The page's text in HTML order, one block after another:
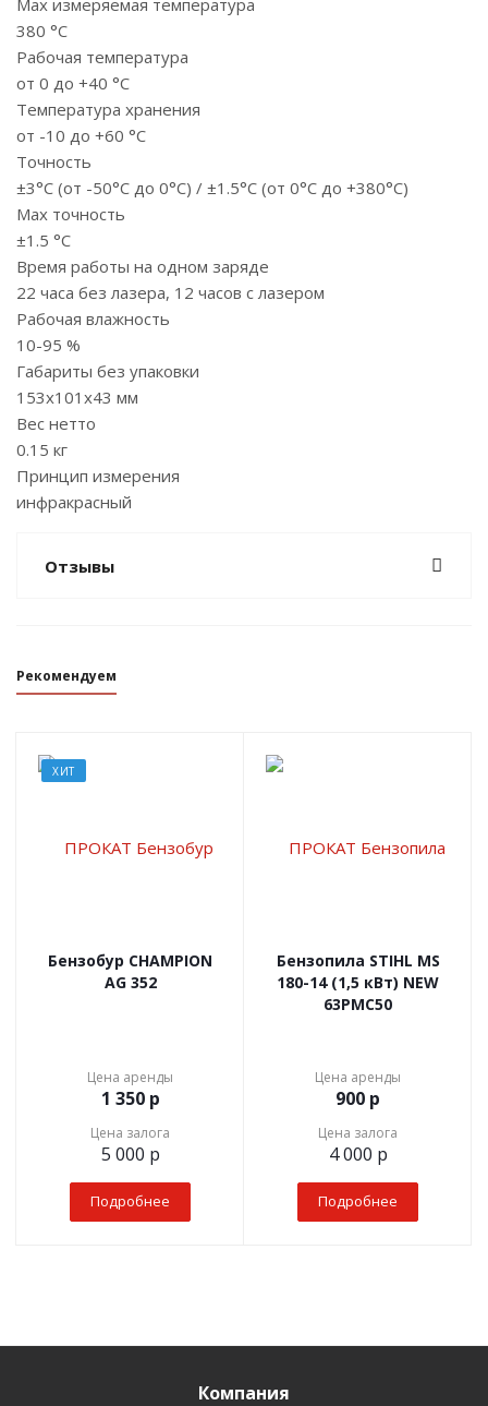
Max измеряемая температура
380 °С
Рабочая температура
от 0 до +40 °С
Температура хранения
от -10 до +60 °С
Точность
±3°С (от -50°С до 0°С) / ±1.5°С (от 0°С до +380°С)
Max точность
±1.5 °С
Время работы на одном заряде
22 часа без лазера, 12 часов с лазером
Рабочая влажность
10-95 %
Габариты без упаковки
153х101х43 мм
Вес нетто
0.15 кг
Принцип измерения
инфракрасный
Отзывы
Рекомендуем
ХИТ
Бензобур CHAMPION
AG 352
Цена аренды
1 350р
Цена залога
5 000 р
Подробнее
Бензопила STIHL MS
180-14 (1,5 кВт) NEW
63РМС50
Цена аренды
900 р
Цена залога
4 000 р
Подробнее
Компания